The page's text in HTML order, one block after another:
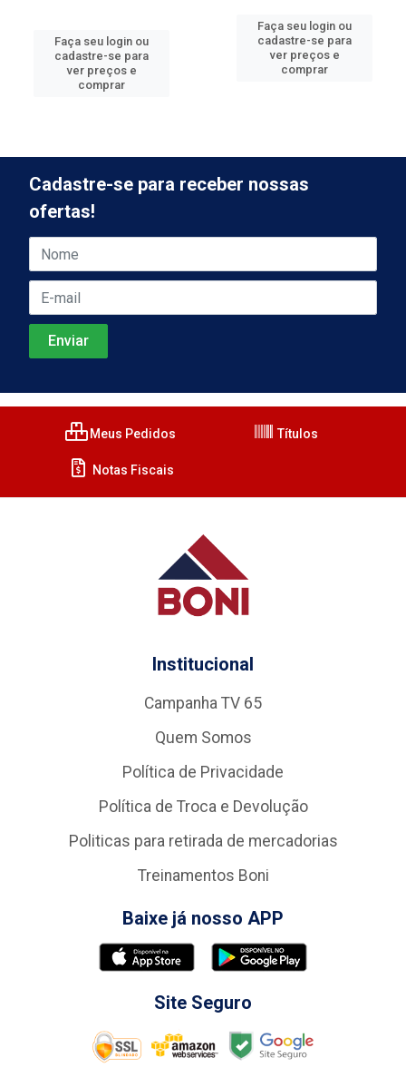
Faça seu login ou
cadastre-se para
ver preços e
comprar
Faça seu login ou
cadastre-se para
ver preços e
comprar
Cadastre-se para receber nossas
ofertas!
Meus Pedidos Títulos
Notas Fiscais
Institucional
Campanha TV 65
Quem Somos
Política de Privacidade
Política de Troca e Devolução
Politicas para retirada de mercadorias
Treinamentos Boni
Baixe já nosso APP
Site Seguro